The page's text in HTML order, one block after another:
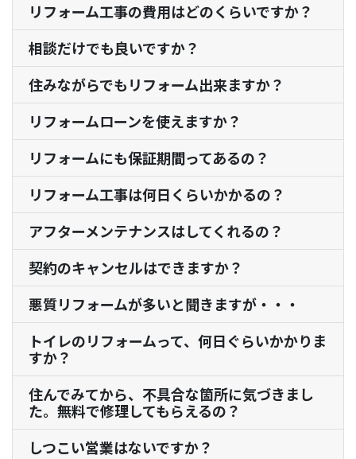
リフォーム工事の費用はどのくらいですか？
相談だけでも良いですか？
住みながらでもリフォーム出来ますか？
リフォームローンを使えますか？
リフォームにも保証期間ってあるの？
リフォーム工事は何日くらいかかるの？
アフターメンテナンスはしてくれるの？
契約のキャンセルはできますか？
悪質リフォームが多いと聞きますが・・・
トイレのリフォームって、何日ぐらいかかりま
すか？
住んでみてから、不具合な箇所に気づきまし
た。無料で修理してもらえるの？
しつこい営業はないですか？